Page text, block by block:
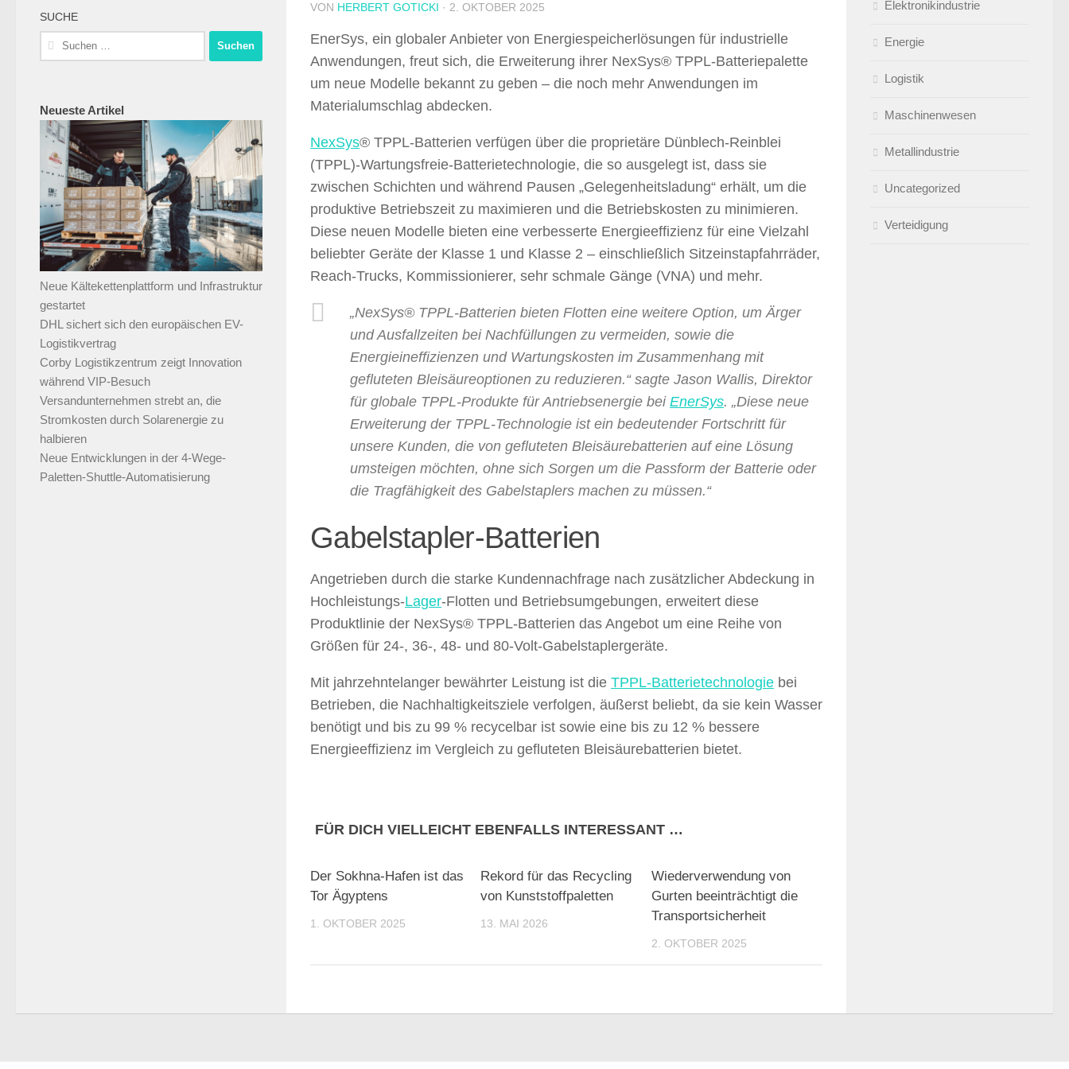
VON HERBERT GOTICKI · 2. OKTOBER 2025
EnerSys, ein globaler Anbieter von Energiespeicherlösungen für industrielle
Anwendungen, freut sich, die Erweiterung ihrer NexSys® TPPL-Batteriepalette
um neue Modelle bekannt zu geben – die noch mehr Anwendungen im
Materialumschlag abdecken.
NexSys® TPPL-Batterien verfügen über die proprietäre Dünblech-Reinblei
(TPPL)-Wartungsfreie-Batterietechnologie, die so ausgelegt ist, dass sie
zwischen Schichten und während Pausen „Gelegenheitsladung“ erhält, um die
produktive Betriebszeit zu maximieren und die Betriebskosten zu minimieren.
Diese neuen Modelle bieten eine verbesserte Energieeffizienz für eine Vielzahl
beliebter Geräte der Klasse 1 und Klasse 2 – einschließlich Sitzeinstapfahrräder,
Reach-Trucks, Kommissionierer, sehr schmale Gänge (VNA) und mehr.
„NexSys® TPPL-Batterien bieten Flotten eine weitere Option, um Ärger
und Ausfallzeiten bei Nachfüllungen zu vermeiden, sowie die
Energieineffizienzen und Wartungskosten im Zusammenhang mit
gefluteten Bleisäureoptionen zu reduzieren.“ sagte Jason Wallis, Direktor
für globale TPPL-Produkte für Antriebsenergie bei EnerSys. „Diese neue
Erweiterung der TPPL-Technologie ist ein bedeutender Fortschritt für
unsere Kunden, die von gefluteten Bleisäurebatterien auf eine Lösung
umsteigen möchten, ohne sich Sorgen um die Passform der Batterie oder
die Tragfähigkeit des Gabelstaplers machen zu müssen.“
Gabelstapler-Batterien
Angetrieben durch die starke Kundennachfrage nach zusätzlicher Abdeckung in
Hochleistungs-Lager-Flotten und Betriebsumgebungen, erweitert diese
Produktlinie der NexSys® TPPL-Batterien das Angebot um eine Reihe von
Größen für 24-, 36-, 48- und 80-Volt-Gabelstaplergeräte.
Mit jahrzehntelanger bewährter Leistung ist die TPPL-Batterietechnologie bei
Betrieben, die Nachhaltigkeitsziele verfolgen, äußerst beliebt, da sie kein Wasser
benötigt und bis zu 99 % recycelbar ist sowie eine bis zu 12 % bessere
Energieeffizienz im Vergleich zu gefluteten Bleisäurebatterien bietet.
FÜR DICH VIELLEICHT EBENFALLS INTERESSANT …
Der Sokhna-Hafen ist das
Tor Ägyptens
1. OKTOBER 2025
Rekord für das Recycling
von Kunststoffpaletten
13. MAI 2026
Wiederverwendung von
Gurten beeinträchtigt die
Transportsicherheit
2. OKTOBER 2025
SUCHE
Suchen
nach:
Neueste Artikel
Neue Kältekettenplattform und Infrastruktur
gestartet
DHL sichert sich den europäischen EV-
Logistikvertrag
Corby Logistikzentrum zeigt Innovation
während VIP-Besuch
Versandunternehmen strebt an, die
Stromkosten durch Solarenergie zu
halbieren
Neue Entwicklungen in der 4-Wege-
Paletten-Shuttle-Automatisierung
Elektronikindustrie
Energie
Logistik
Maschinenwesen
Metallindustrie
Uncategorized
Verteidigung